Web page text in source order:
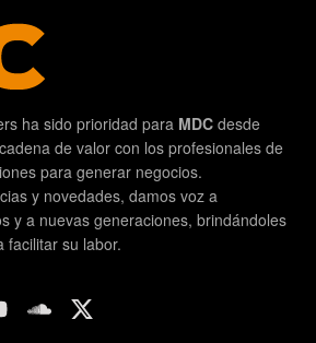
ha sido prioridad para MDC desde
de valor con los profesionales de
para generar negocios.
y novedades, damos voz a
y a nuevas generaciones, brindándoles
facilitar su labor.